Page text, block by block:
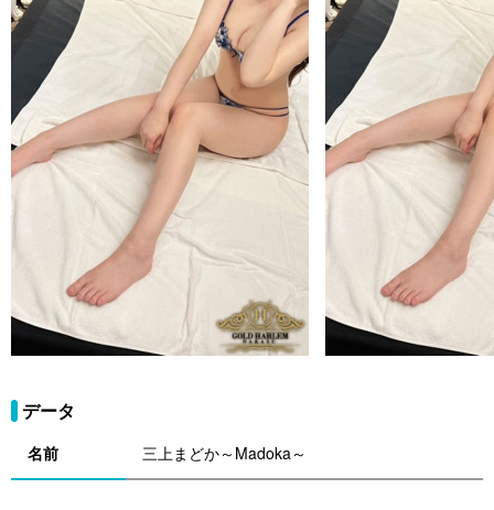
データ
名前 三上まどか～Madoka～